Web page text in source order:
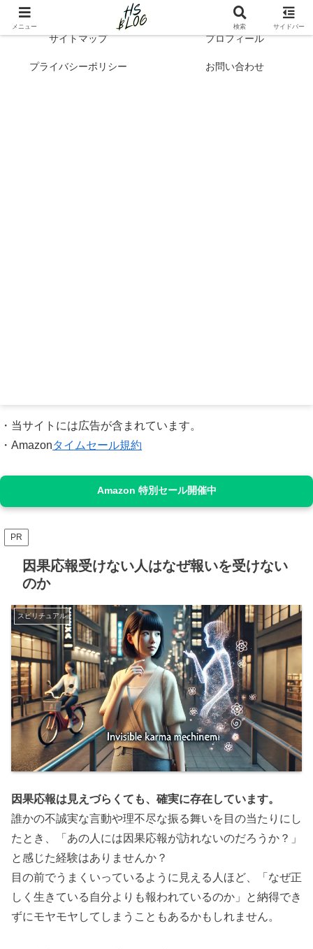
Hibi no Shikou | 最新トレンドで知るシンプルライフと自己成長
サイトマップ プロフィール
プライバシーポリシー お問い合わせ
・当サイトには広告が含まれています。
・Amazonタイムセール規約
Amazon 特別セール開催中
PR
因果応報受けない人はなぜ報いを受けない
のか
スピリチュアル
因果応報は見えづらくても、確実に存在しています。
誰かの不誠実な言動や理不尽な振る舞いを目の当たりにし
たとき、「あの人には因果応報が訪れないのだろうか？」
と感じた経験はありませんか？
目の前でうまくいっているように見える人ほど、「なぜ正
しく生きている自分よりも報われているのか」と納得でき
ずにモヤモヤしてしまうこともあるかもしれません。
メニュー 検索 サイドバー